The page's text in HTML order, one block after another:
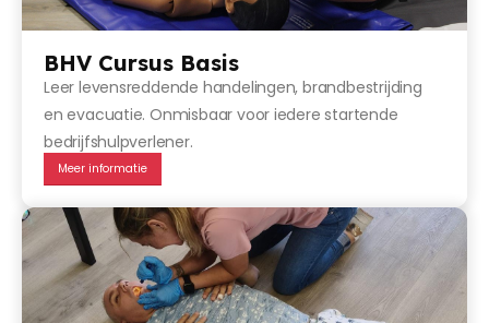
BHV Cursus Basis
Leer levensreddende handelingen, brandbestrijding
en evacuatie. Onmisbaar voor iedere startende
bedrijfshulpverlener.
Meer informatie